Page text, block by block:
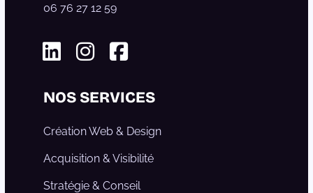
06 76 27 12 59
NOS SERVICES
Création Web & Design
Acquisition & Visibilité
Stratégie & Conseil